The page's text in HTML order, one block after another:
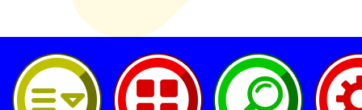
桃園市立大坡國民中學